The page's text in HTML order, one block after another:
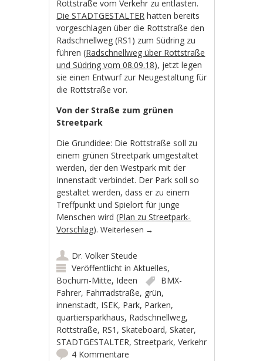
Rottstraße vom Verkehr zu entlasten.
Die STADTGESTALTER hatten bereits
vorgeschlagen über die Rottstraße den
Radschnellweg (RS1) zum Südring zu
führen (Radschnellweg über Rottstraße
und Südring vom 08.09.18), jetzt legen
sie einen Entwurf zur Neugestaltung für
die Rottstraße vor.
Von der Straße zum grünen
Streetpark
Die Grundidee: Die Rottstraße soll zu
einem grünen Streetpark umgestaltet
werden, der den Westpark mit der
Innenstadt verbindet. Der Park soll so
gestaltet werden, dass er zu einem
Treffpunkt und Spielort für junge
Menschen wird (Plan zu Streetpark-
Vorschlag).Weiterlesen →
Dr. Volker Steude
Veröffentlicht inAktuelles,
Bochum-Mitte, Ideen
BMX-
Fahrer, Fahrradstraße, grün,
innenstadt, ISEK, Park, Parken,
quartiersparkhaus, Radschnellweg,
Rottstraße, RS1 ,Skateboard,Skater,
STADTGESTALTER,Streetpark,Verkehr
4 Kommentare